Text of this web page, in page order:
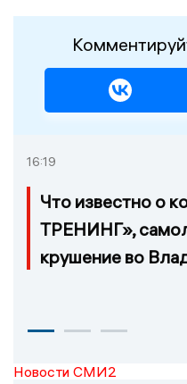
16:19
Что известно о
ТРЕНИНГ»,
крушение во
Новости СМИ2